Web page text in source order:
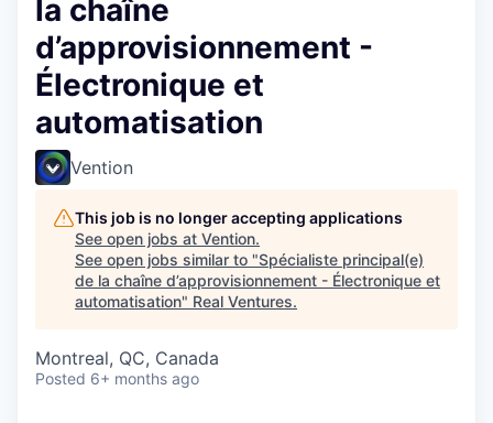
la chaîne
d’approvisionnement -
Électronique et
automatisation
Vention
This job is no longer accepting applications
See open jobs at Vention.
See open jobs similar to "Spécialiste principal(e)
de la chaîne d’approvisionnement - Électronique et
automatisation" Real Ventures.
Montreal, QC, Canada
Posted 6+ months ago